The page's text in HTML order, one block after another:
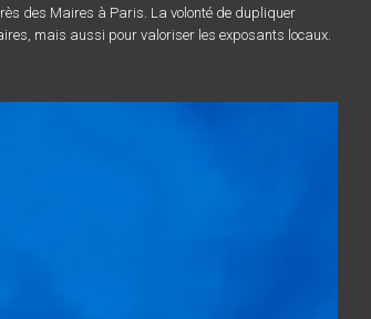
des Maires à Paris. La volonté de dupliquer
mais aussi pour valoriser les exposants locaux.